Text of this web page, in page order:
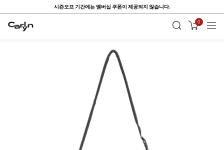
시즌오프 기간에는 멤버십 쿠폰이 제공되지 않습니다.
0